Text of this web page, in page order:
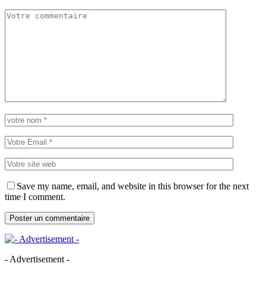
Save my name, email, and website in this browser for the next
time I comment.
- Advertisement -